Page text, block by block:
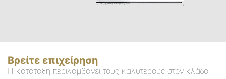
Βρείτε επιχείρηση
Η κατάταξη περιλαμβάνει τους καλύτερους στον κλάδο